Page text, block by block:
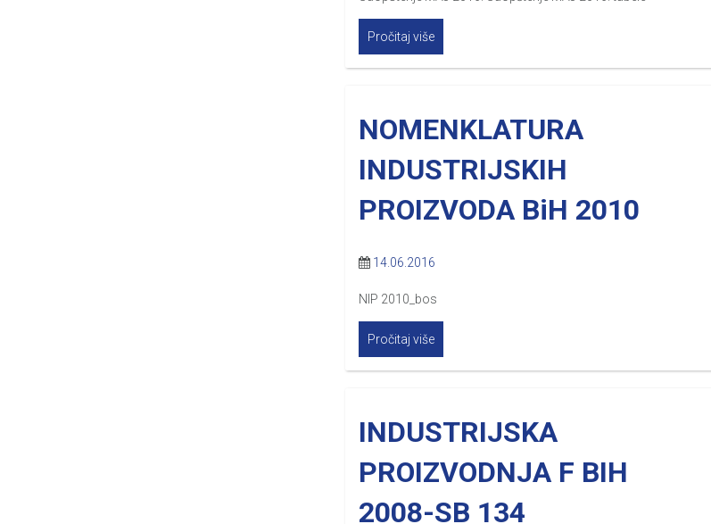
Pročitaj više
NOMENKLATURA
INDUSTRIJSKIH
PROIZVODA BiH 2010
14.06.2016
NIP 2010_bos
Pročitaj više
INDUSTRIJSKA
PROIZVODNJA F BIH
2008-SB 134